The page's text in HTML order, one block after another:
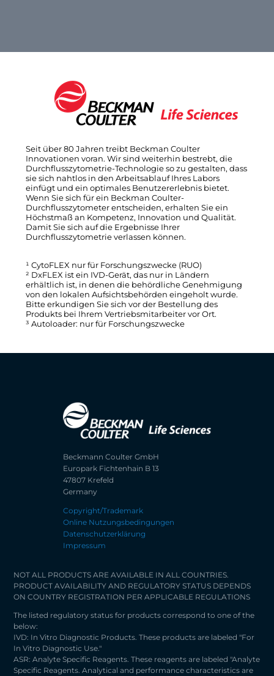
Seit über 80 Jahren treibt Beckman Coulter
Innovationen voran. Wir sind weiterhin bestrebt, die
Durchflusszytometrie-Technologie so zu gestalten, dass
sie sich nahtlos in den Arbeitsablauf Ihres Labors
einfügt und ein optimales Benutzererlebnis bietet.
Wenn Sie sich für ein Beckman Coulter-
Durchflusszytometer entscheiden, erhalten Sie ein
Höchstmaß an Kompetenz, Innovation und Qualität.
Damit Sie sich auf die Ergebnisse Ihrer
Durchflusszytometrie verlassen können.
¹ CytoFLEX nur für Forschungszwecke (RUO)
² DxFLEX ist ein IVD-Gerät, das nur in Ländern
erhältlich ist, in denen die behördliche Genehmigung
von den lokalen Aufsichtsbehörden eingeholt wurde.
Bitte erkundigen Sie sich vor der Bestellung des
Produkts bei Ihrem Vertriebsmitarbeiter vor Ort.
³ Autoloader: nur für Forschungszwecke
Beckmann Coulter GmbH
Europark Fichtenhain B 13
47807 Krefeld
Germany
Copyright/Trademark
Online Nutzungsbedingungen
Datenschutzerklärung
Impressum
NOT ALL PRODUCTS ARE AVAILABLE IN ALL COUNTRIES.
PRODUCT AVAILABILITY AND REGULATORY STATUS DEPENDS
ON COUNTRY REGISTRATION PER APPLICABLE REGULATIONS
The listed regulatory status for products correspond to one of the
below:
IVD: In Vitro Diagnostic Products. These products are labeled "For
In Vitro Diagnostic Use."
ASR: Analyte Specific Reagents. These reagents are labeled "Analyte
Specific Reagents. Analytical and performance characteristics are